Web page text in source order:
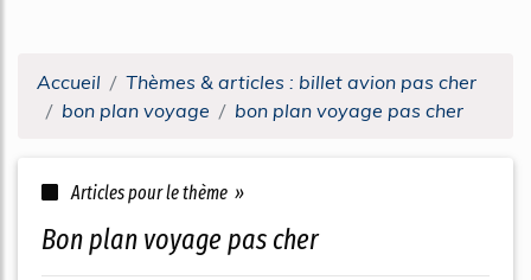
Accueil
Thèmes & articles : billet avion pas cher
bon plan voyage
bon plan voyage pas cher
Articles pour le thème »
bon plan voyage pas cher